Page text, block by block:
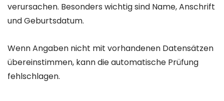
verursachen. Besonders wichtig sind Name, Anschrift
und Geburtsdatum.
Wenn Angaben nicht mit vorhandenen Datensätzen
übereinstimmen, kann die automatische Prüfung
fehlschlagen.